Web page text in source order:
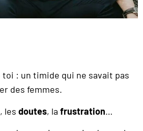
toi : un timide qui ne savait pas
des femmes.
, les doutes, la frustration…